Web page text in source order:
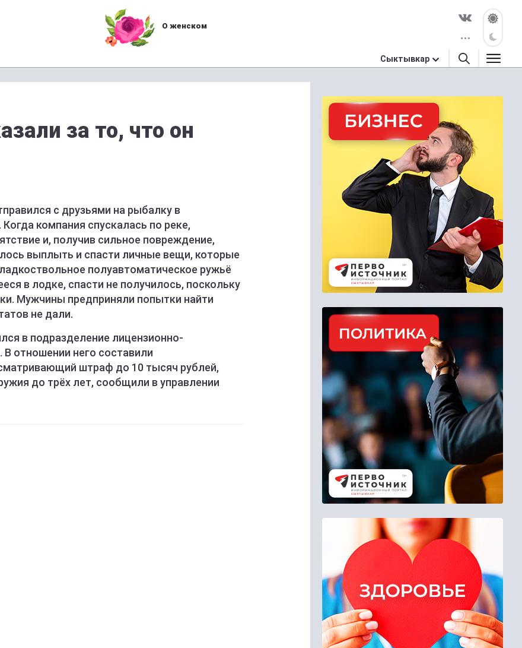
О женском
Сыктывкар
за то, что он
с друзьями на рыбалку в
компания спускалась по реке,
и, получив сильное повреждение,
выплыть и спасти личные вещи, которые
полуавтоматическое ружьё
в лодке, спасти не получилось, поскольку
Мужчины предприняли попытки найти
не дали.
в подразделение лицензионно-
отношении него составили
штраф до 10 тысяч рублей,
до трёх лет, сообщили в управлении